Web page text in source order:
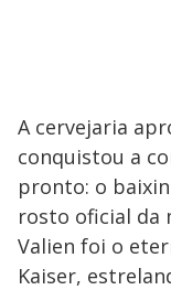
A cervejaria
conquistou a
pronto: o
rosto oficial da
Valien foi o
Kaiser,